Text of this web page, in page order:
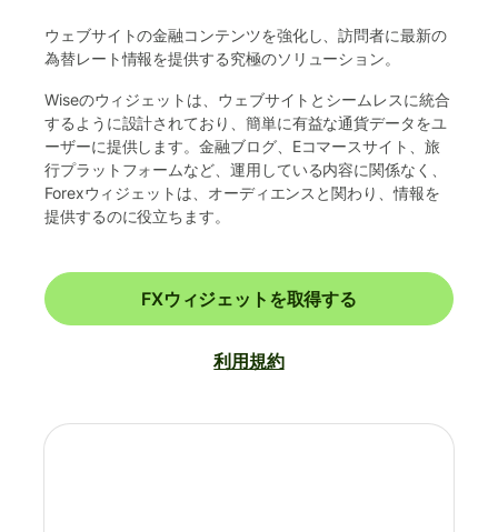
ウェブサイトの金融コンテンツを強化し、訪問者に最新の
為替レート情報を提供する究極のソリューション。
Wiseのウィジェットは、ウェブサイトとシームレスに統合
するように設計されており、簡単に有益な通貨データをユ
ーザーに提供します。金融ブログ、Eコマースサイト、旅
行プラットフォームなど、運用している内容に関係なく、
Forexウィジェットは、オーディエンスと関わり、情報を
提供するのに役立ちます。
FXウィジェットを取得する
利用規約